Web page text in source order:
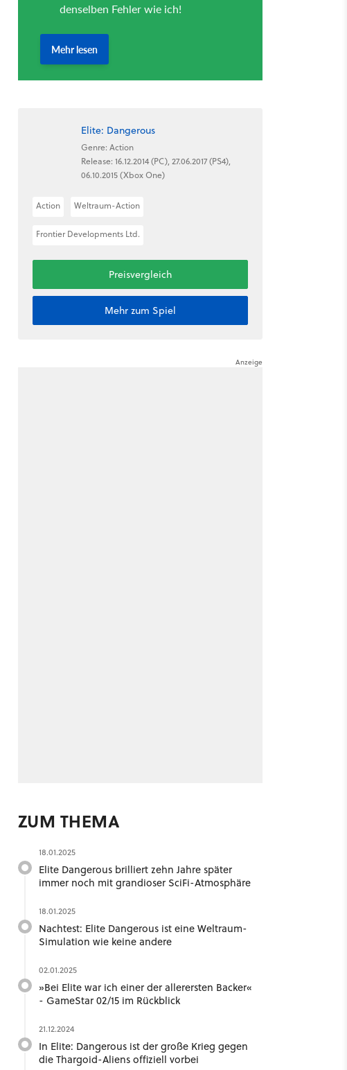
Elite: Dangerous
Genre: Action
Release: 16.12.2014 (PC), 27.06.2017 (PS4),
06.10.2015 (Xbox One)
Action Weltraum-Action
Frontier Developments Ltd.
Preisvergleich
Mehr zum Spiel
ZUM THEMA
18.01.2025
Elite Dangerous brilliert zehn Jahre später
immer noch mit grandioser SciFi-Atmosphäre
18.01.2025
Nachtest: Elite Dangerous ist eine Weltraum-
Simulation wie keine andere
02.01.2025
»Bei Elite war ich einer der allerersten Backer«
- GameStar 02/15 im Rückblick
21.12.2024
In Elite: Dangerous ist der große Krieg gegen
die Thargoid-Aliens offiziell vorbei